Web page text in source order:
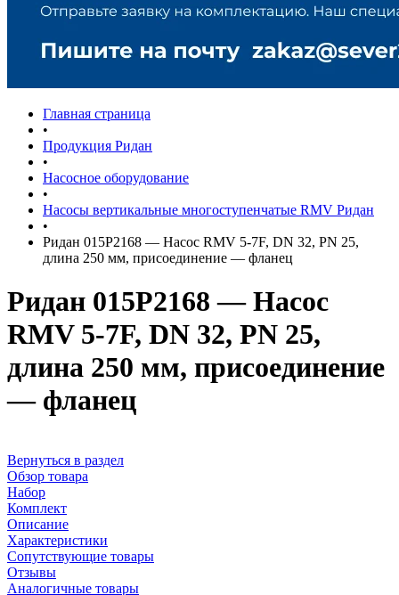
Главная страница
•
Продукция Ридан
•
Насосное оборудование
•
Насосы вертикальные многоступенчатые RMV Ридан
•
Ридан 015P2168 — Насос RMV 5-7F, DN 32, PN 25,
длина 250 мм, присоединение — фланец
Ридан 015P2168 — Насос
RMV 5-7F, DN 32, PN 25,
длина 250 мм, присоединение
— фланец
Вернуться в раздел
Обзор товара
Набор
Комплект
Описание
Характеристики
Сопутствующие товары
Отзывы
Аналогичные товары